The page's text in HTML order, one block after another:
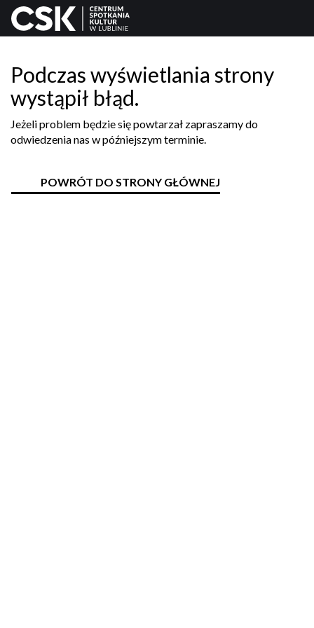
Podczas wyświetlania strony
wystąpił błąd.
Jeżeli problem będzie się powtarzał zapraszamy do
odwiedzenia nas w późniejszym terminie.
POWRÓT DO STRONY GŁÓWNEJ